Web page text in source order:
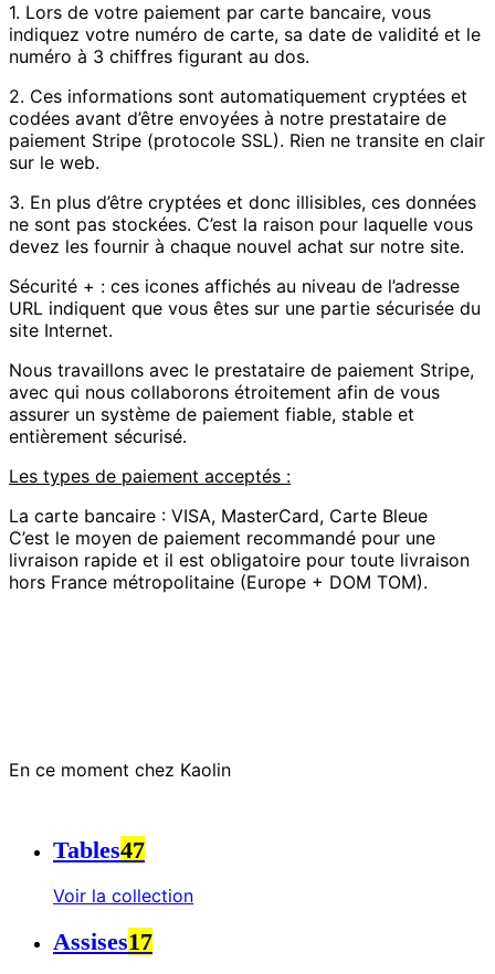
1. Lors de votre paiement par carte bancaire, vous
indiquez votre numéro de carte, sa date de validité et le
numéro à 3 chiffres figurant au dos.
2. Ces informations sont automatiquement cryptées et
codées avant d’être envoyées à notre prestataire de
paiement Stripe (protocole SSL). Rien ne transite en clair
sur le web.
3. En plus d’être cryptées et donc illisibles, ces données
ne sont pas stockées. C’est la raison pour laquelle vous
devez les fournir à chaque nouvel achat sur notre site.
Sécurité + : ces icones affichés au niveau de l’adresse
URL indiquent que vous êtes sur une partie sécurisée du
site Internet.
Nous travaillons avec le prestataire de paiement Stripe,
avec qui nous collaborons étroitement afin de vous
assurer un système de paiement fiable, stable et
entièrement sécurisé.
Les types de paiement acceptés :
La carte bancaire : VISA, MasterCard, Carte Bleue
C’est le moyen de paiement recommandé pour une
livraison rapide et il est obligatoire pour toute livraison
hors France métropolitaine (Europe + DOM TOM).
En ce moment chez Kaolin
Tables47
Voir la collection
Assises17